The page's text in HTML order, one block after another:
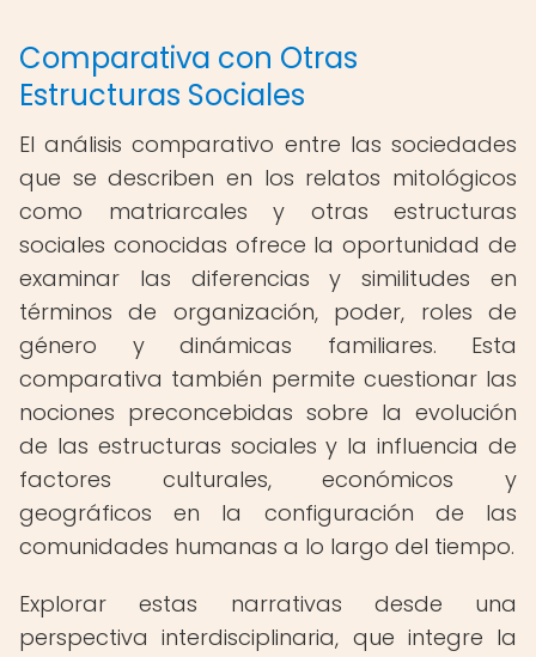
Comparativa con Otras
Estructuras Sociales
El análisis comparativo entre las sociedades
que se describen en los relatos mitológicos
como matriarcales y otras estructuras
sociales conocidas ofrece la oportunidad de
examinar las diferencias y similitudes en
términos de organización, poder, roles de
género y dinámicas familiares. Esta
comparativa también permite cuestionar las
nociones preconcebidas sobre la evolución
de las estructuras sociales y la influencia de
factores culturales, económicos y
geográficos en la configuración de las
comunidades humanas a lo largo del tiempo.
Explorar estas narrativas desde una
perspectiva interdisciplinaria, que integre la